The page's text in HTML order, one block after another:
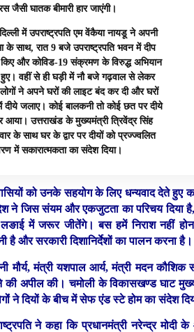
जैसी घातक बीमारी हार जाएंगी।
में उपराष्ट्रपति एम वेंकैया नायडू ने अपनी
के साथ, रात 9 बजे उपराष्ट्रपति भवन में दीप
और कोविड-19 संक्रमण के विरुद्ध अभियान
हुए। वहीं से ही घड़ी में नौ बजे गढ़वाल से लेकर
ने अपने घरों की लाइट बंद कर दी और घरों
जलाए। कोई बालकनी तो कोई छत पर दीये
आया। उत्तराखंड के मुख्यमंत्री त्रिवेंद्र सिंह
के साथ घर के द्वार पर दीयों को प्रज्ज्वलित
में सकारात्मकता का संदेश दिया।
को उनके सहयोग के लिए धन्यवाद देते हुए
ने जिस संयम और एकजुटता का परिचय दिया
में जरूर जीतेंगे। बस हमें निराश नहीं
है और सरकारी दिशानिर्देशों का पालन करना है।
मौर्य, मंत्री यशपाल आर्य, मंत्री मदन
अपील की। चमोली के विकासखण्ड घाट
ने दियों के बीच में सेफ एंड स्टे होम का संदेश
ने कहा कि प्रधानमंत्री नरेन्द्र मोदी